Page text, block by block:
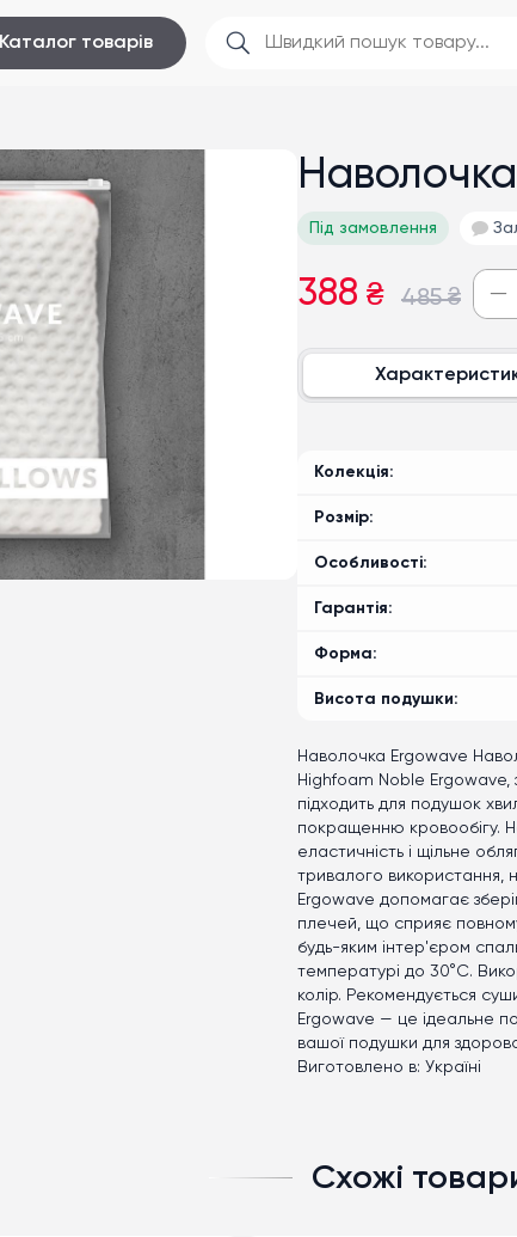
Каталог товарів
Під замовлення
388 ₴ 485₴
Колекція
Розмір
Особливості
Гарантія
Форма
Висота подушки
Наволочка Ergowave
Highfoam Noble Ergowave,
підходить для подушок
покращенню кровообігу.
еластичність і щільне
тривалого
Ergowave допомагає
плечей, що сприяє
будь-яким інтер'єром
температурі до 30°C.
колір. Рекомендується
Ergowave — це ідеальне
вашої подушки для
Виготовлено в: Україні
Схожі